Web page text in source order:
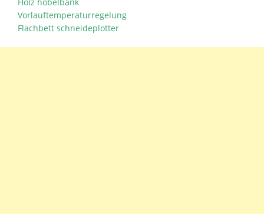
Vorlauftemperaturregelung
Flachbett schneideplotter